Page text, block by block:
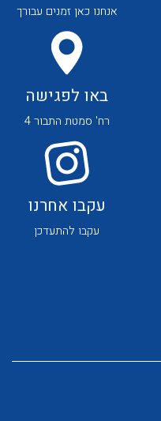
לכל מוצרי היצרן
אנחנו כאן זמנים עבורך
באו לפגישה
רח' סמטת התבור 4
עקבו אחרנו
עקבו להתעדכן